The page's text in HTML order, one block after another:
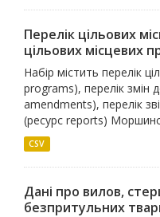
Перелік цільових
цільових місцевих
Набір містить перелік
programs), перелік змін
amendments), перелік
(ресурс reports)
CSV
Дані про вилов,
безпритульних